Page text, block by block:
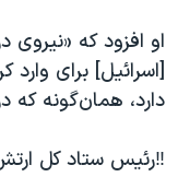
صفحه‌های ویژه
سفر پرزیدنت ترامپ
او افزود که «نیروی
[اسرائیل] برای
دارد، همان‌گونه که
‼️رئیس ستاد کل ارتش